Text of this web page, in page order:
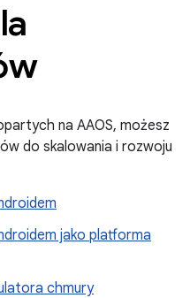
na AAOS, możesz
do skalowania i rozwoju
jako platforma
chmury